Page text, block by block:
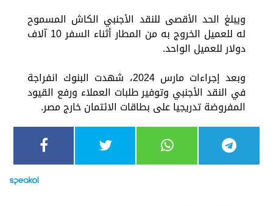
ويبلغ الحد الأقصى للنقد الأجنبي الكاش المسموح
له للعميل الخروج به من المطار أثناء السفر 10 آلاف
دولار للعميل الواحد.
وبعد إجراءات مارس 2024، شهدت البنوك انفراجة
في النقد الأجنبي وتوفير طلبات العملاء ورفع القيود
المفروضة تدريجيا على بطاقات الائتمان خارج مصر.